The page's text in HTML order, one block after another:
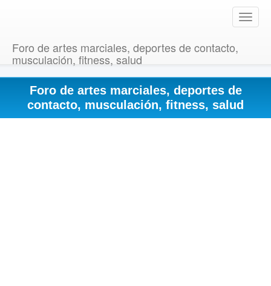
T
o
e
v
Foro de artes marciales, deportes de contacto,
musculación, fitness, salud
Foro de artes marciales, deportes de
contacto, musculación, fitness, salud